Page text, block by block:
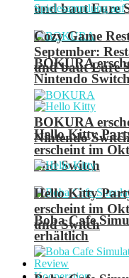
und baut Eure
BOKURA
Nintendo
Hello Kitty
erscheint im
und Switch
Boba Cafe
erhältlich
Review
Cozy Game
September:
und baut Eure
BOKURA
Nintendo
Hello Kitty
erscheint im
und Switch